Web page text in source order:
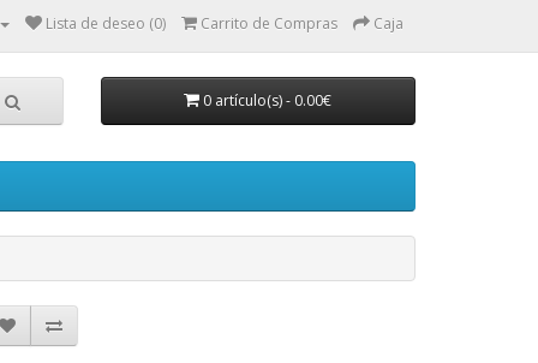
Lista de deseo (0) Carrito de Compras Caja
0 artículo(s) - 0.00€